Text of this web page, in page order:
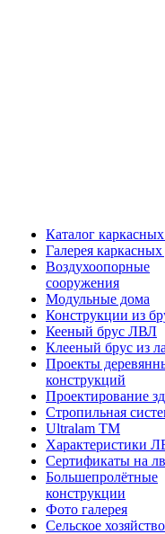
Каталог
Галерея
Воздухоопорные
сооружения
Модульные дома
Конструкции из
Кееный брус ЛВЛ
Клееный брус из
Проекты
конструкций
Проектирование
Стропильная
Ultralam TM
Характеристики
Сертификаты на
Большепролётные
конструкции
Фото галерея
Сельское хозяйство